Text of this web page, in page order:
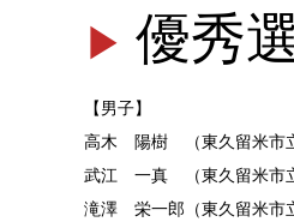
優秀
【男子】
高木 陽樹 （東久留米市立
武江 一真 （東久留米市立
滝澤 栄一郎（東久留米市